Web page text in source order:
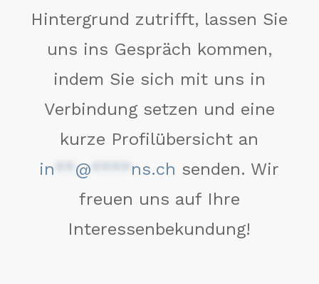
Hintergrund zutrifft, lassen Sie
uns ins Gespräch kommen,
indem Sie sich mit uns in
Verbindung setzen und eine
kurze Profilübersicht an
in**@****ns.ch senden. Wir
freuen uns auf Ihre
Interessenbekundung!